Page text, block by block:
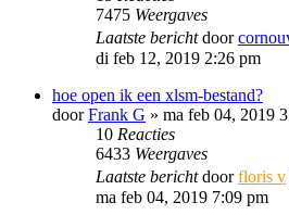
7475 Weergaves
Laatste berichtdoor
di feb 12, 2019 2:26 pm
hoe open ik een xlsm-bestand?
doorFrank G » ma feb 04, 2019
10 Reacties
6433 Weergaves
Laatste berichtdoorfloris v
ma feb 04, 2019 7:09 pm